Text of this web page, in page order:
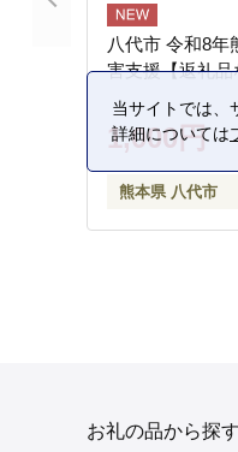
八代市 令和8年
害支援【返礼品
1,000円
熊本県 八代市
お礼の品から探す
当サイトでは、
詳細については